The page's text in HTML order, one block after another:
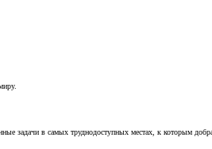
задачи в самых труднодоступных местах, к которым